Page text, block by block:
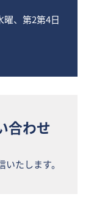
曜、第2第4日
合わせ
たします。